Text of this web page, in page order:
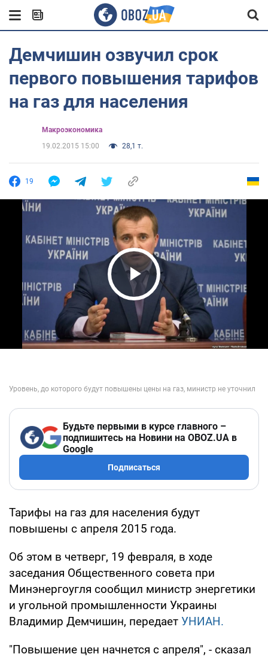
Демчишин озвучил срок
первого повышения тарифов
на газ для населения
Mакроэкономика
19.02.2015 15:00
28,1 т.
19
Play Video
Будьте первыми в курсе главного –
подпишитесь на Новини на OBOZ.UA в
Google
Подписаться
Тарифы на газ для населения будут
повышены с апреля 2015 года.
Об этом в четверг, 19 февраля, в ходе
заседания Общественного совета при
Минэнергоугля сообщил министр энергетики
и угольной промышленности Украины
Владимир Демчишин, передает УНИАН.
"Повышение цен начнется с апреля", - сказал